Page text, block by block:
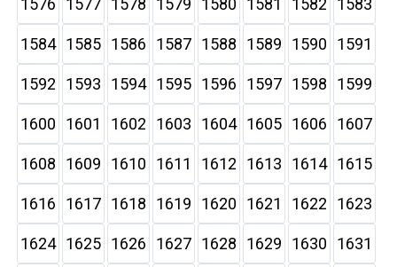
1576 1577 1578 1579 1580 1581 1582 1583
1584 1585 1586 1587 1588 1589 1590 1591
1592 1593 1594 1595 1596 1597 1598 1599
1600 1601 1602 1603 1604 1605 1606 1607
1608 1609 1610 1611 1612 1613 1614 1615
1616 1617 1618 1619 1620 1621 1622 1623
1624 1625 1626 1627 1628 1629 1630 1631